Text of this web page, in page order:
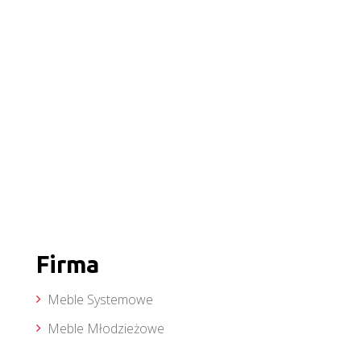
Firma
Meble Systemowe
Meble Młodzieżowe